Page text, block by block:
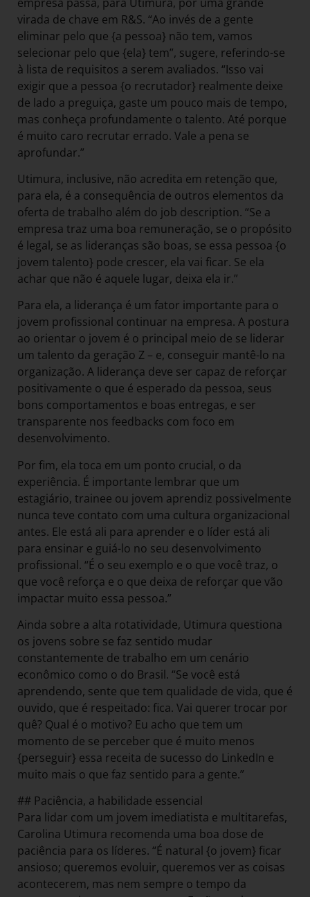
virada de chave em R&S. “Ao invés de a gente
eliminar pelo que {a pessoa} não tem, vamos
selecionar pelo que {ela} tem”, sugere, referindo-se
à lista de requisitos a serem avaliados. “Isso vai
exigir que a pessoa {o recrutador} realmente deixe
de lado a preguiça, gaste um pouco mais de tempo,
mas conheça profundamente o talento. Até porque
é muito caro recrutar errado. Vale a pena se
aprofundar.”
Utimura, inclusive, não acredita em retenção que,
para ela, é a consequência de outros elementos da
oferta de trabalho além do job description. “Se a
empresa traz uma boa remuneração, se o propósito
é legal, se as lideranças são boas, se essa pessoa {o
jovem talento} pode crescer, ela vai ficar. Se ela
achar que não é aquele lugar, deixa ela ir.”
Para ela, a liderança é um fator importante para o
jovem profissional continuar na empresa. A postura
ao orientar o jovem é o principal meio de se liderar
um talento da geração Z – e, conseguir mantê-lo na
organização. A liderança deve ser capaz de reforçar
positivamente o que é esperado da pessoa, seus
bons comportamentos e boas entregas, e ser
transparente nos feedbacks com foco em
desenvolvimento.
Por fim, ela toca em um ponto crucial, o da
experiência. É importante lembrar que um
estagiário, trainee ou jovem aprendiz possivelmente
nunca teve contato com uma cultura organizacional
antes. Ele está ali para aprender e o líder está ali
para ensinar e guiá-lo no seu desenvolvimento
profissional. “É o seu exemplo e o que você traz, o
que você reforça e o que deixa de reforçar que vão
impactar muito essa pessoa.”
Ainda sobre a alta rotatividade, Utimura questiona
os jovens sobre se faz sentido mudar
constantemente de trabalho em um cenário
econômico como o do Brasil. “Se você está
aprendendo, sente que tem qualidade de vida, que é
ouvido, que é respeitado: fica. Vai querer trocar por
quê? Qual é o motivo? Eu acho que tem um
momento de se perceber que é muito menos
{perseguir} essa receita de sucesso do LinkedIn e
muito mais o que faz sentido para a gente.”
## Paciência, a habilidade essencial
Para lidar com um jovem imediatista e multitarefas,
Carolina Utimura recomenda uma boa dose de
paciência para os líderes. “É natural {o jovem} ficar
ansioso; queremos evoluir, queremos ver as coisas
acontecerem, mas nem sempre o tempo da